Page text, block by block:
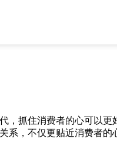
，抓住消费者的心可以更
系，不仅更贴近消费者的